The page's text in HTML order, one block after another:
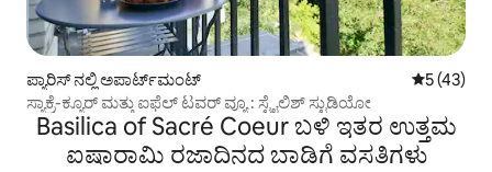
ಪ್ಯಾರಿಸ್ ನಲ್ಲಿ ಅಪಾರ್ಟ್‌ಮಂಟ್ 5 ರಲ್ಲಿ 5
5 (43)
ಸ್ಯಾಕ್ರೆ-ಕ್ಯೂರ್ ಮತ್ತು ಐಫೆಲ್ ಟವರ್ ವ್ಯೂ : ಸ್ಟೈಲಿಶ್ ಸ್ಟುಡಿಯೋ
Basilica of Sacré Coeur ಬಳಿ ಇತರ ಉತ್ತಮ
ಐಷಾರಾಮಿ ರಜಾದಿನದ ಬಾಡಿಗೆ ವಸತಿಗಳು